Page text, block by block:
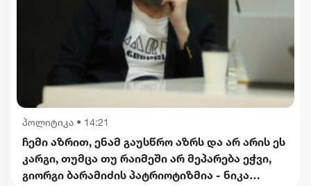
პოლიტიკა • 14:21
ჩემი აზრით, ენამ გაუსწრო აზრს და არ არის ეს
კარგი, თუმცა თუ რაიმეში არ მეპარება ეჭვი,
გიორგი ბარამიძის პატრიოტიზმია - ნიკა